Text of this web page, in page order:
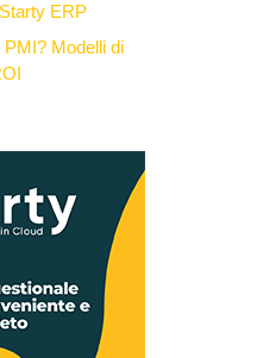
ERP
Modelli di